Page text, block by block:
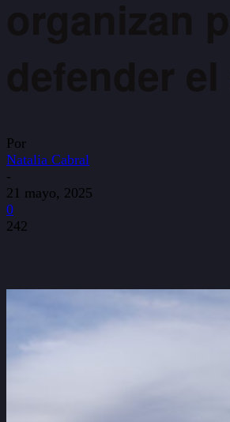
Por
Natalia Cabral
-
21 mayo, 2025
0
242